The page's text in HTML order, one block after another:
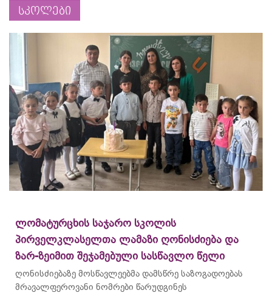
სკოლები
ლომატურცხის საჯარო სკოლის
პირველკლასელთა ლამაზი ღონისძიება და
ზარ-ზეიმით შეჯამებული სასწავლო წელი
ღონისძიებაზე მოსწავლეებმა დამსწრე საზოგადოებას
მრავალფეროვანი ნომრები წარუდგინეს